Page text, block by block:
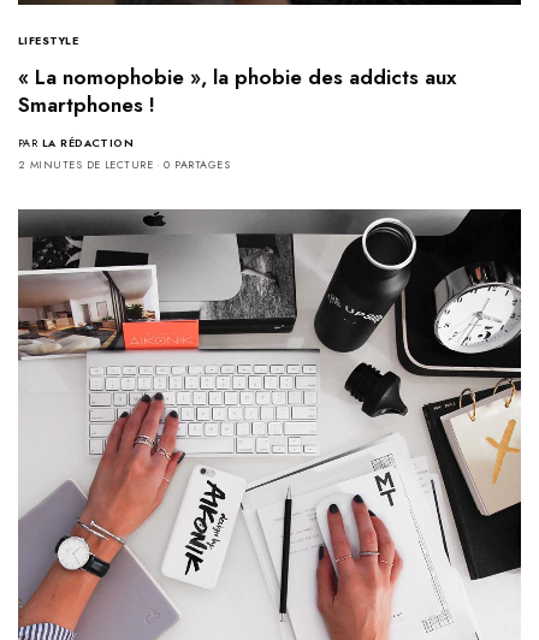
LIFESTYLE
« La nomophobie », la phobie des addicts aux
Smartphones !
PAR LA RÉDACTION
2 MINUTES DE LECTURE
0 PARTAGES